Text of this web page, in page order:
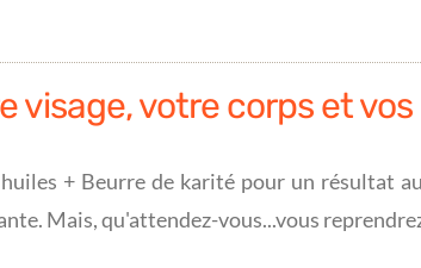
visage, votre corps et
+ Beurre de karité pour un résultat
Mais, qu'attendez-vous...vous